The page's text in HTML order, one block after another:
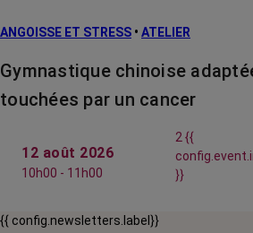
ANGOISSE ET STRESS • ATELIER
Gymnastique chinoise
touchées par un cancer
12 août 2026
10h00 - 11h00
2 {{
}}
{{ config.newsletters.label}}